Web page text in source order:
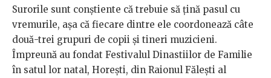
Surorile sunt conștiente că trebuie să țină pasul cu
vremurile, așa că fiecare dintre ele coordonează câte
două-trei grupuri de copii și tineri muzicieni.
Împreună au fondat Festivalul Dinastiilor de Familie
în satul lor natal, Horești, din Raionul Fălești al